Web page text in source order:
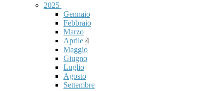
2025
Gennaio
Febbraio
Marzo
Aprile 4
Maggio
Giugno
Luglio
Agosto
Settembre